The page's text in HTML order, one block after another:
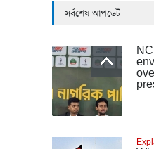
সর্বশেষ আপডেট